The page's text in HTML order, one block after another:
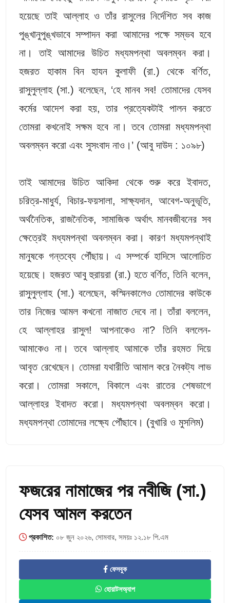
হয়েছে তাই আল্লাহ ও তাঁর রাসুলের নির্দেশিত সব কাজ
পুঙ্খানুপুঙ্খভাবে সম্পাদন করা আমাদের পক্ষে সম্ভব হবে
না। তাই আমাদের উচিত মধ্যমপন্থা অবলম্বন করা।
হজরত হাকাম বিন হাযন কুলাফী (রা.) থেকে বর্ণিত,
রাসুলুল্লাহ (সা.) বলেছেন, ‘হে মানব সব! তোমাদের যেসব
কর্মের আদেশ করা হয়, তার প্রত্যেকটাই পালন করতে
তোমরা কখনোই সক্ষম হবে না। তবে তোমরা মধ্যমপন্থা
অবলম্বন করো এবং সুসংবাদ নাও।’ (আবু দাউদ : ১০৯৮)
তাই আমাদের উচিত আকিদা থেকে শুরু করে ইবাদত,
চরিত্র-মাধুর্য, বিচার-ফয়সালা, সাক্ষ্যদান, আবেগ-অনুভূতি,
অর্থনৈতিক, রাজনৈতিক, সামাজিক অর্থাৎ মানবজীবনের সব
ক্ষেত্রেই মধ্যমপন্থা অবলম্বন করা। কারণ মধ্যমপন্থাই
মানুষকে গন্তব্যে পৌঁছায়। এ সম্পর্কে হাদিসে আলোচিত
হয়েছে। হজরত আবু হুরায়রা (রা.) হতে বর্ণিত, তিনি বলেন,
রাসুলুল্লাহ (সা.) বলেছেন, কস্মিনকালেও তোমাদের কাউকে
তার নিজের আমল কখনো নাজাত দেবে না। তাঁরা বললেন,
হে আল্লাহর রাসুল! আপনাকেও না? তিনি বললেন-
আমাকেও না। তবে আল্লাহ আমাকে তাঁর রহমত দিয়ে
আবৃত রেখেছেন। তোমরা যথারীতি আমাল করে নৈকট্য লাভ
করো। তোমরা সকালে, বিকালে এবং রাতের শেষভাগে
আল্লাহর ইবাদত করো। মধ্যমপন্থা অবলম্বন করো।
মধ্যমপন্থা তোমাদের লক্ষ্যে পৌঁছাবে। (বুখারি ও মুসলিম)
ফজরের নামাজের পর নবীজি (সা.)
যেসব আমল করতেন
প্রকাশিত: ০৮ জুন ২০২৬, সোমবার, সময়ঃ ১২.১৮ পি.এম
ফেসবুক
হোয়াটসঅ্যাপ